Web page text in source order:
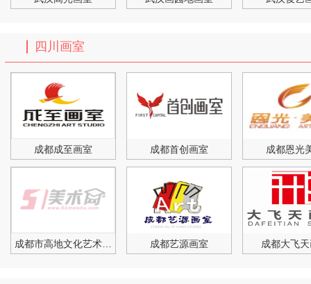
四川画室
成都成至画室 成都首创画室 成都恩光
成都艺源画室 成都大飞